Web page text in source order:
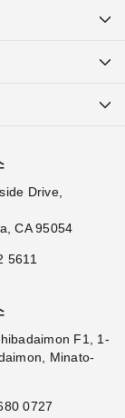
Drive,
CA 95054
5611
F1, 1-
Minato-
0727